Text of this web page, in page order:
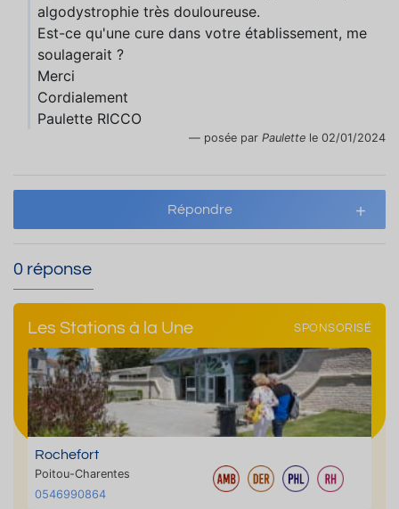
algodystrophie très douloureuse.
Est-ce qu'une cure dans votre établissement, me
soulagerait ?
Merci
Cordialement
Paulette RICCO
posée par Paulette le 02/01/2024
Répondre
0 réponse
Les Stations à la Une SPONSORISÉ
Rochefort
Poitou-Charentes
0546990864